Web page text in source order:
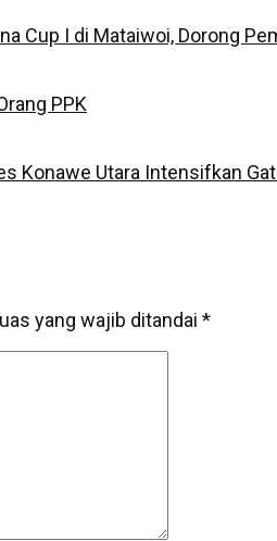
Cup I di Mataiwoi, Dorong
PPK
Konawe Utara Intensifkan
yang wajib ditandai *